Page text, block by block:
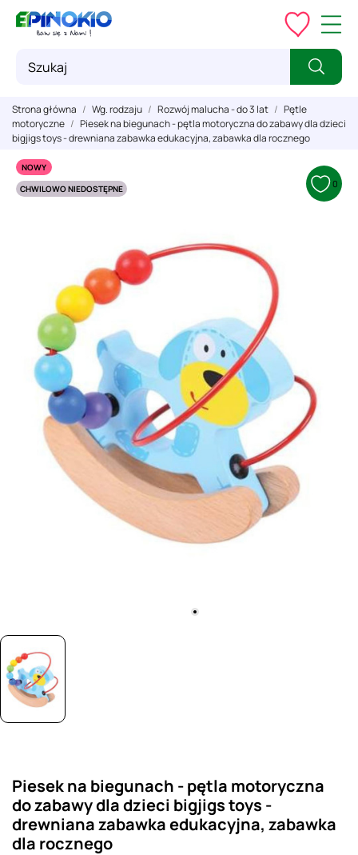
Strona główna Wg. rodzaju Rozwój malucha - do 3 lat
Pętle
motoryczne
Piesek na biegunach - pętla motoryczna do zabawy dla dzieci
bigjigs toys - drewniana zabawka edukacyjna, zabawka dla rocznego
NOWY
CHWILOWO NIEDOSTĘPNE
0
Piesek na biegunach - pętla motoryczna
do zabawy dla dzieci bigjigs toys -
drewniana zabawka edukacyjna, zabawka
dla rocznego